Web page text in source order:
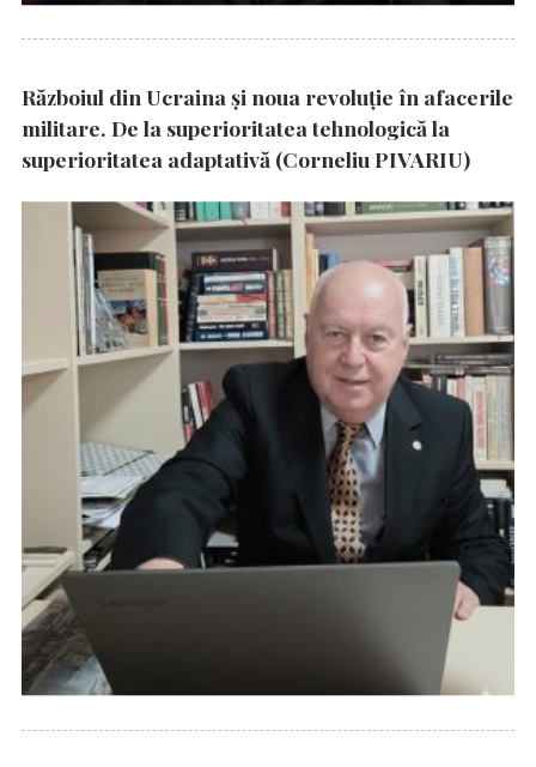
Războiul din Ucraina și noua revoluție în afacerile
militare. De la superioritatea tehnologică la
superioritatea adaptativă (Corneliu PIVARIU)